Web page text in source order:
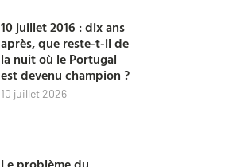
10 juillet 2016 : dix ans
après, que reste-t-il de
la nuit où le Portugal
est devenu champion ?
10 juillet 2026